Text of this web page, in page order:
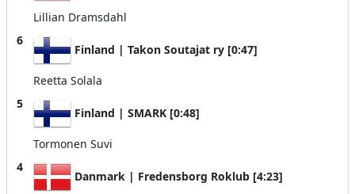
Lillian Dramsdahl
6
Finland | Takon Soutajat ry [0:47]
Reetta Solala
5
Finland | SMARK [0:48]
Tormonen Suvi
4
Danmark | Fredensborg Roklub [4:23]